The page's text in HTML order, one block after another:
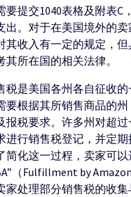
要提交1040表格及附表C
出。对于在美国境外的
其收入有一定的规定，但
其所在国的相关法律。
税是美国各州各自征收
要根据其所销售商品的
报税要求。许多州对超
进行销售税登记，并定
简化这一过程，卖家可以
（Fulfillment by
家处理部分销售税的收